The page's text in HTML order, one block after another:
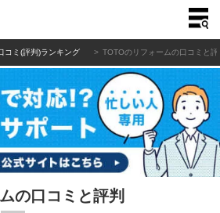
コミ(評判)ランキング TOTOのリフォームの口コミと評
の口コミと評判